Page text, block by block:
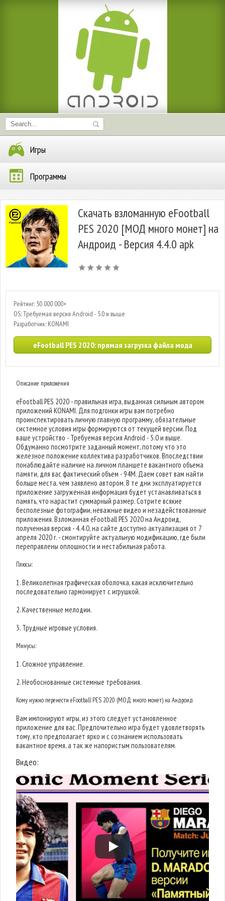
Игры
Программы
Скачать взломанную eFootball
PES 2020 [МОД много монет] на
Андроид - Версия 4.4.0 apk
Рейтинг: 50 000 000+
OS: Требуемая версия Android - 5.0 и выше
Разработчик: KONAMI
eFootball PES 2020: прямая загрузка файла мода
Описание приложения
eFootball PES 2020 - правильная игра, выданная сильным автором
приложений KONAMI. Для подгонки игры вам потребно
проинспектировать личную главную программу, обязательные
системное условия игры формируются от текущей версии. Под
ваше устройство - Требуемая версия Android - 5.0 и выше.
Обдуманно посмотрите заданный момент, потому что это
железное положение коллектива разработчиков. Впоследствии
понаблюдайте наличие на личном планшете вакантного объема
памяти, для вас фактический объем - 94M. Даем совет вам найти
больше места, чем заявлено автором. В те дни эксплуатируется
приложение загруженная информация будет устанавливаться в
память, что нарастит суммарный размер. Сотрите всякие
бесполезные фотографии, неважные видео и незадействованные
приложения. Взломанная eFootball PES 2020 на Андроид,
полученная версия - 4.4.0, на сайте доступно актуализация от 7
апреля 2020 г. - смонтируйте актуальную модификацию, где были
переправлены оплошности и нестабильная работа.
Плюсы:
1. Великолепная графическая оболочка, какая исключительно
последовательно гармонирует с игрушкой.
2. Качественные мелодии.
3. Трудные игровые условия.
Минусы:
1. Сложное управление.
2. Необоснованные системные требования.
Кому нужно перенести eFootball PES 2020 (МОД много монет) на Андроид
Вам импонируют игры, из этого следует установленное
приложение для вас. Предпочительно игра будет удовлетворять
тому, кто предполагает ярко и с сознанием использовать
вакантное время, а так же напористым пользователям.
Видео: